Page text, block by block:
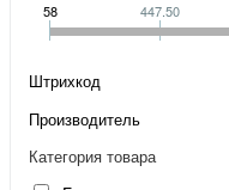
58 447.50
Штрихкод
Производитель
Категория товара